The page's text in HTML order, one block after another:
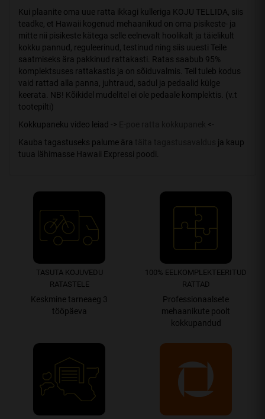
Kui plaanite oma uue ratta ikkagi kulleriga KOJU TELLIDA, siis
teadke, et Hawaii kogenud mehaanikud on oma pisikeste- ja
mitte nii pisikeste kätega selle eelnevalt hoolikalt ja täielikult
kokku pannud, reguleerinud, testinud ning siis uuesti Teile
saatmiseks ära pakkinud rattakasti. Ratas saabub 95%
komplektsuses rattakastis ja on sõiduvalmis. Teil tuleb kodus
vaid rattad alla panna, juhtraud, sadul ja pedaalid külge
keerata. NB! Kõikidel mudelitel ei ole pedaale komplektis. (v.t
tootepilti)
Kokkupaneku video leiad ->
<-
Kauba tagastuseks palume ära
ja kaup
tuua lähimasse Hawaii Expressi poodi.
TASUTA KOJUVEDU
RATASTELE
Keskmine tarneaeg 3
tööpäeva
100% EEL­­­­KOMPLEK­TEERITUD
RATTAD
Professionaalsete
mehaanikute poolt
kokkupandud